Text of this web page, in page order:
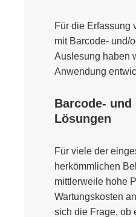
Für die Erfassung
mit Barcode- und/
Auslesung haben
Anwendung
Barcode- und
Lösungen
Für viele der
herkömmlichen
mittlerweile hohe
Wartungskosten
sich die Frage, ob